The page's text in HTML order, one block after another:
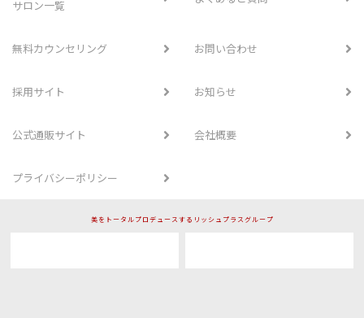
サロン一覧
無料カウンセリング お問い合わせ
採用サイト お知らせ
公式通販サイト 会社概要
プライバシーポリシー
美をトータルプロデュースするリッシュプラスグループ